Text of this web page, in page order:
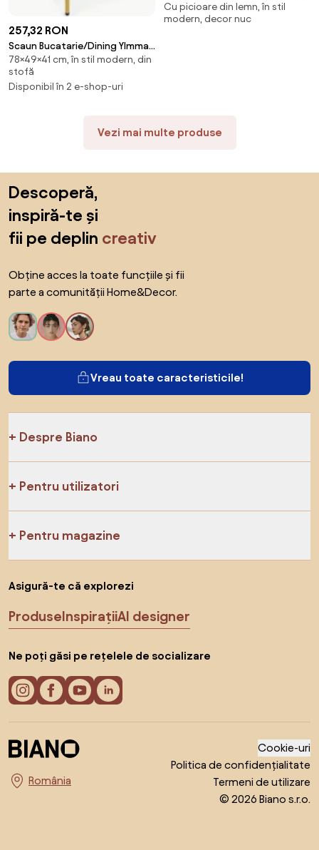
257,32 RON
Scaun Bucatarie/Dining Ylmma
Catifea Portocalie, Picioare
Metalice, Finisaj Auriu
78×49×41 cm, în stil modern, din
stofă
Disponibil în 2 e-shop-uri
Lemn De Cauciuc Finisaj Nuc
Sezut Tapiterie Textila Bej
Cu picioare din lemn, în stil
modern, decor nuc
Vezi mai multe produse
Descoperă,
inspiră-te și
fii pe deplin creativ
Obține acces la toate funcțiile și fii
parte a comunității Home&Decor.
Vreau toate caracteristicile!
Despre Biano
Pentru utilizatori
Pentru magazine
Asigură-te că explorezi
ProduseInspirațiiAI designer
Ne poți găsi pe rețelele de socializare
Alege țara
Cookie-uri
Politica de confidențialitate
Termeni de utilizare
© 2026 Biano s.r.o.